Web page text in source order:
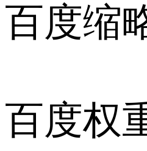
百度缩
百度权